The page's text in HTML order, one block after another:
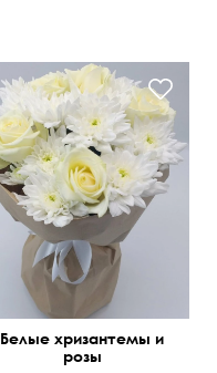
Крафт бумага
Белые хризантемы и
розы